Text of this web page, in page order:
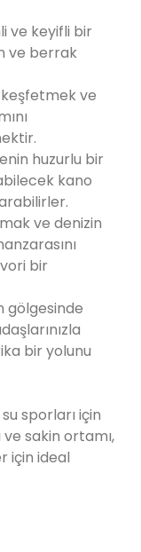
ve keyifli bir
ve berrak
keşfetmek ve
huzurlu bir
kano
ve denizin
bir
gölgesinde
bir yolunu
sporları için
sakin ortamı,
için ideal